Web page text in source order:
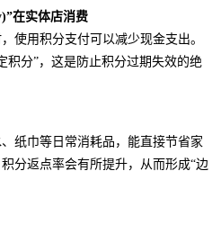
在实体店消费
使用积分支付可以减少现金支出。
积分”，这是防止积分过期失效的绝
纸巾等日常消耗品，能直接节省家
分返点率会有所提升，从而形成“边